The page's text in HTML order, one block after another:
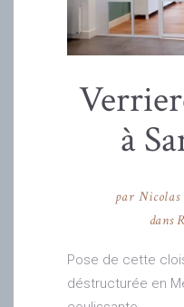
à
par Nicolas
dans
Pose de cette
déstructurée en